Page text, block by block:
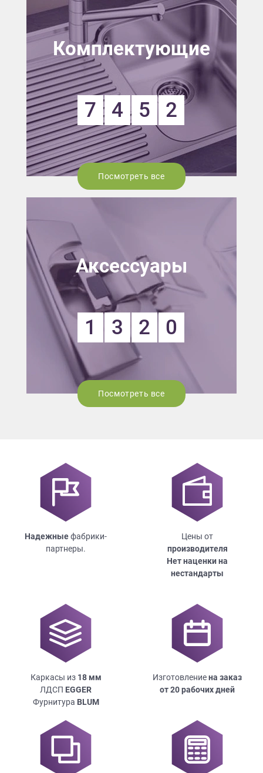
Комплектующие
7 4 5 2
Посмотреть все
Аксессуары
1 3 2 0
Посмотреть все
Надежныефабрики-
партнеры.
Цены от
производителя
Нет наценки на
нестандарты
Каркасы из 18мм
ЛДСП EGGER
Фурнитура BLUM
Изготовлениена заказ
от 20 рабочих дней